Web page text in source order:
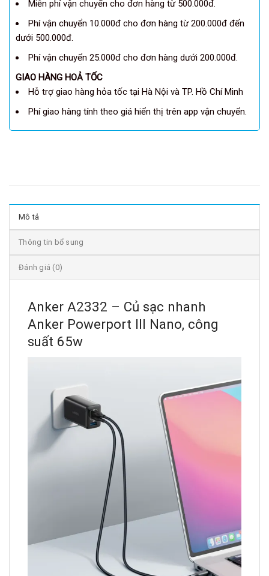
Miễn phí vận chuyển cho đơn hàng từ 500.000đ.
Phí vận chuyển 10.000đ cho đơn hàng từ 200.000đ đến
dưới 500.000đ.
Phí vận chuyển 25.000đ cho đơn hàng dưới 200.000đ.
GIAO HÀNG HOẢ TỐC
Hỗ trợ giao hàng hỏa tốc tại Hà Nội và TP. Hồ Chí Minh
Phí giao hàng tính theo giá hiển thị trên app vận chuyển.
Mô tả
Thông tin bổ sung
Đánh giá (0)
Anker A2332 – Củ sạc nhanh
Anker Powerport III Nano, công
suất 65w